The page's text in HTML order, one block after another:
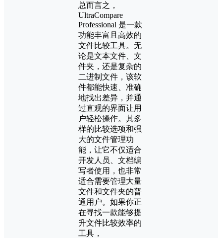
总而言之，
UltraCompare
Professional 是一款
功能丰富且高效的
文件比较工具。无
论是文本文件、文
件夹，还是复杂的
二进制文件，该软
件都能快速、准确
地找出差异，并通
过直观的界面让用
户轻松操作。其多
样的比较选项和强
大的文件管理功
能，让它不仅适合
开发人员、文档编
写者使用，也非常
适合需要管理大量
文件和文件夹的普
通用户。如果你正
在寻找一款能够提
升文件比较效率的
工具，